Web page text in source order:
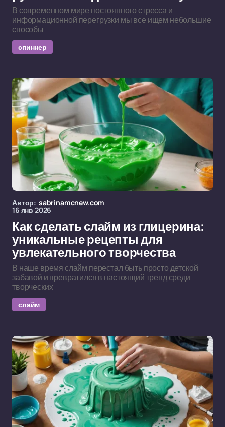
В современном мире постоянного стресса и
информационной перегрузки мы все ищем небольшие
способы
спиннер
Автор: sabrinamcnew.com
16 янв 2026
Как сделать слайм из глицерина:
уникальные рецепты для
увлекательного творчества
В наше время слайм перестал быть просто детской
забавой и превратился в настоящий тренд среди
творческих
слайм